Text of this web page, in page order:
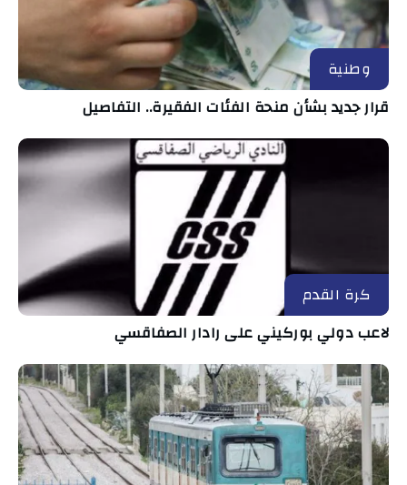
وطنية
قرار جديد بشأن منحة الفئات الفقيرة.. التفاصيل
كرة القدم
لاعب دولي بوركيني على رادار الصفاقسي